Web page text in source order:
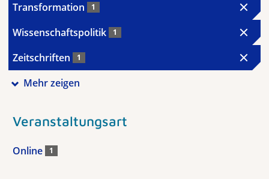
Transformation 1
Wissenschaftspolitik 1
Zeitschriften 1
Mehr zeigen
Veranstaltungsart
Online 1